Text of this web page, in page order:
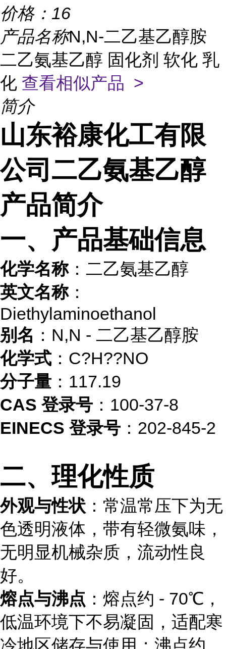
价格： 16
产品名称N,N-二乙基乙醇胺
二乙氨基乙醇 固化剂 软化 乳
化 查看相似产品 >
简介
山东裕康化工有限
公司二乙氨基乙醇
产品简介
一、产品基础信息
化学名称：二乙氨基乙醇
英文名称：
Diethylaminoethanol
别名 ：N,N - 二乙基乙醇胺
化学式 ：C?H??NO
分子量 ：117.19
CAS 登录号 ：100-37-8
EINECS 登录号 ：202-845-2
二、理化性质
外观与性状 ：常温常压下为无
色透明液体，带有轻微氨味，
无明显机械杂质，流动性良
好。
熔点与沸点 ：熔点约 - 70℃，
低温环境下不易凝固，适配寒
冷地区储存与使用；沸点约